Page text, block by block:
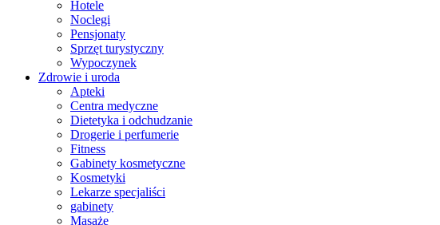
Hotele
Noclegi
Pensjonaty
Sprzęt turystyczny
Wypoczynek
Zdrowie i uroda
Apteki
Centra medyczne
Dietetyka i odchudzanie
Drogerie i perfumerie
Fitness
Gabinety kosmetyczne
Kosmetyki
Lekarze specjaliści
gabinety
Masaże